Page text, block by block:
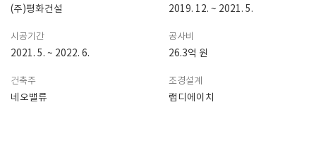
(주)평화건설 2019. 12. ~ 2021. 5.
시공기간
2021. 5. ~ 2022. 6.
공사비
26.3억 원
건축주
네오밸류
조경설계
랩디에이치